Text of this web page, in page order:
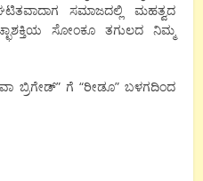
ಸಮಾಜದಲ್ಲಿ ಮಹತ್ವದ
ಸೋಂಕೂ ತಗುಲದ ನಿಮ್ಮ
ಬ್ರಿಗೇಡ್” ಗೆ “ರೀಡೂ” ಬಳಗದಿಂದ